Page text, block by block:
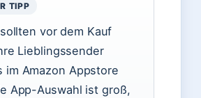
TIPP
vor dem Kauf
Lieblingssender
im Amazon Appstore
App-Auswahl ist groß,